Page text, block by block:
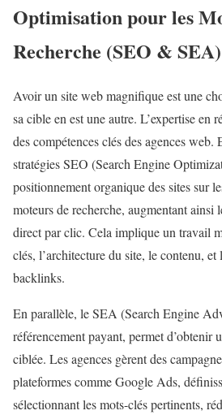
Optimisation pour les
Recherche (SEO & SEA)
Avoir un site web magnifique est une
sa cible en est une autre. L’expertise en
des compétences clés des agences web.
stratégies SEO (Search Engine
positionnement organique des sites sur
moteurs de recherche, augmentant
direct par clic. Cela implique un travail
clés, l’architecture du site, le contenu,
backlinks.
En parallèle, le SEA (Search Engine
référencement payant, permet d’obtenir
ciblée. Les agences gèrent des
plateformes comme Google Ads,
sélectionnant les mots-clés pertinents,